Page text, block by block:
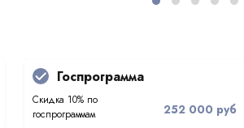
Госпрограмма
Скидка 10% по
госпрограммам
252 000 руб